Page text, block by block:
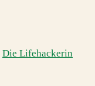
Die Lifehackerin